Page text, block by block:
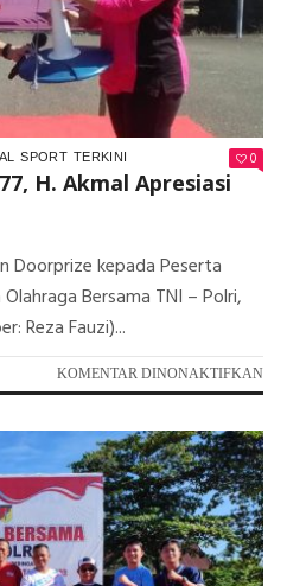
SPORT TERKINI 0
H. Akmal Apresiasi
Doorprize kepada Peserta
Bersama TNI – Polri,
Reza Fauzi)...
KOMENTAR DINONAKTIFKAN
–
77,
H.